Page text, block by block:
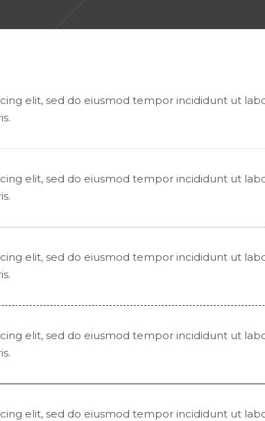
elit, sed do eiusmod tempor incididunt ut
elit, sed do eiusmod tempor incididunt ut
elit, sed do eiusmod tempor incididunt ut
elit, sed do eiusmod tempor incididunt ut
elit, sed do eiusmod tempor incididunt ut